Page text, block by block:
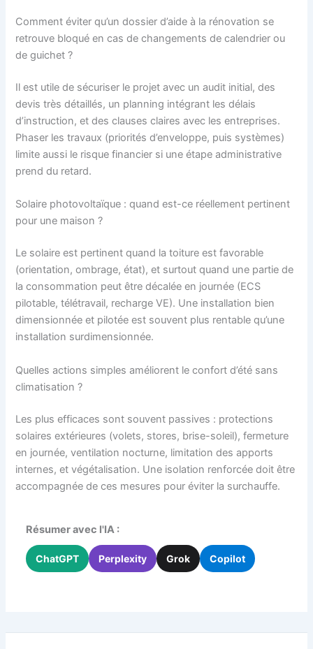
Comment éviter qu’un dossier d’aide à la rénovation se
retrouve bloqué en cas de changements de calendrier ou
de guichet ?
Il est utile de sécuriser le projet avec un audit initial, des
devis très détaillés, un planning intégrant les délais
d’instruction, et des clauses claires avec les entreprises.
Phaser les travaux (priorités d’enveloppe, puis systèmes)
limite aussi le risque financier si une étape administrative
prend du retard.
Solaire photovoltaïque : quand est-ce réellement pertinent
pour une maison ?
Le solaire est pertinent quand la toiture est favorable
(orientation, ombrage, état), et surtout quand une partie de
la consommation peut être décalée en journée (ECS
pilotable, télétravail, recharge VE). Une installation bien
dimensionnée et pilotée est souvent plus rentable qu’une
installation surdimensionnée.
Quelles actions simples améliorent le confort d’été sans
climatisation ?
Les plus efficaces sont souvent passives : protections
solaires extérieures (volets, stores, brise-soleil), fermeture
en journée, ventilation nocturne, limitation des apports
internes, et végétalisation. Une isolation renforcée doit être
accompagnée de ces mesures pour éviter la surchauffe.
Résumer avec l'IA :
ChatGPT Perplexity Grok Copilot